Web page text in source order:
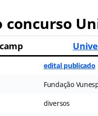
concurso
edital publicado
Fundação
diversos